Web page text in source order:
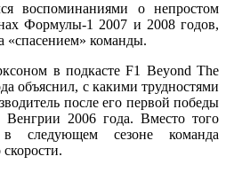
воспоминаниями о непростом
Формулы-1 2007 и 2008 годов,
«спасением» команды.
в подкасте F1 Beyond The
объяснил, с какими трудностями
после его первой победы
2006 года. Вместо того
следующем сезоне команда